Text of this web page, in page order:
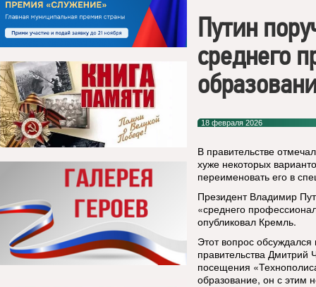
Путин
среднего
18 февраля 2026
В правительстве
хуже некоторых
переименовать его в
Президент Владимир
«среднего
опубликовал Кремль.
Этот вопрос
правительства
посещения
образование, он с этим